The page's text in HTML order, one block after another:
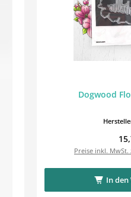
Dogwood
Preise inkl. MwSt.
In